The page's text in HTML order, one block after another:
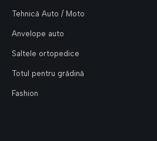
Tehnică Auto / Moto
Anvelope auto
Saltele ortopedice
Totul pentru grădină
Fashion